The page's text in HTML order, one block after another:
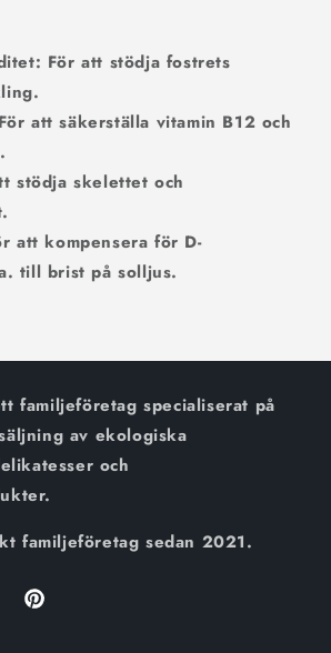
För att stödja fostrets
För att säkerställa vitamin B12 och
stödja skelettet och
att kompensera för D-
till brist på solljus.
familjeföretag specialiserat på
av ekologiska
och
familjeföretag sedan 2021.
Pinterest